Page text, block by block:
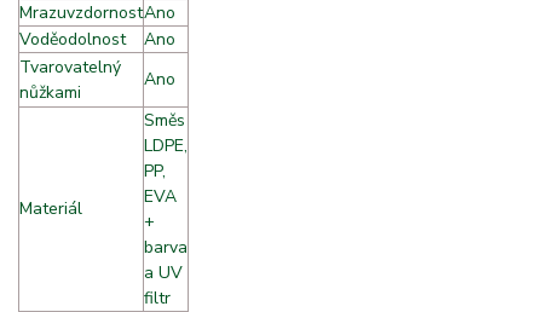
MrazuvzdornostAno
Voděodolnost
Ano
Tvarovatelný
nůžkami
Ano
Materiál
Směs
LDPE,
PP,
EVA
+
barva
a UV
filtr